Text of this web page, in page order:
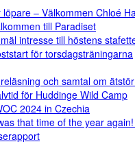
löpare – Välkommen Chloé
till Paradiset
intresse till höstens
för torsdagsträningarna
och samtal om
för Huddinge Wild Camp
2024 in Czechia
that time of the year